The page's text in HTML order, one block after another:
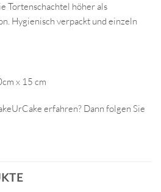
Tortenschachtel höher als
Hygienisch verpackt und einzeln
x 15 cm
erfahren? Dann folgen Sie